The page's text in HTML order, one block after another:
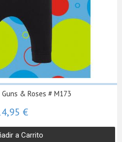
& Roses # M173
€
a Carrito